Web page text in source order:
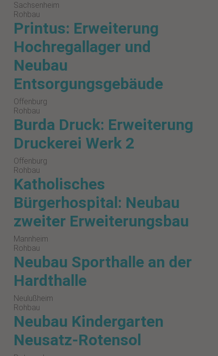
Sachsenheim
Rohbau
Printus: Erweiterung
Hochregallager und
Neubau
Entsorgungsgebäude
Offenburg
Rohbau
Burda Druck: Erweiterung
Druckerei Werk 2
Offenburg
Rohbau
Katholisches
Bürgerhospital: Neubau
zweiter Erweiterungsbau
Mannheim
Rohbau
Neubau Sporthalle an der
Hardthalle
Neulußheim
Rohbau
Neubau Kindergarten
Neusatz-Rotensol